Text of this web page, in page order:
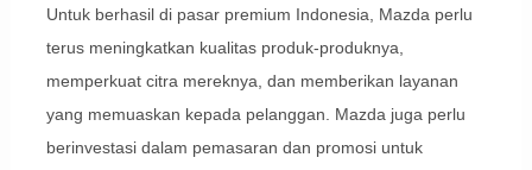
Untuk berhasil di pasar premium Indonesia, Mazda perlu
terus meningkatkan kualitas produk-produknya,
memperkuat citra mereknya, dan memberikan layanan
yang memuaskan kepada pelanggan. Mazda juga perlu
berinvestasi dalam pemasaran dan promosi untuk